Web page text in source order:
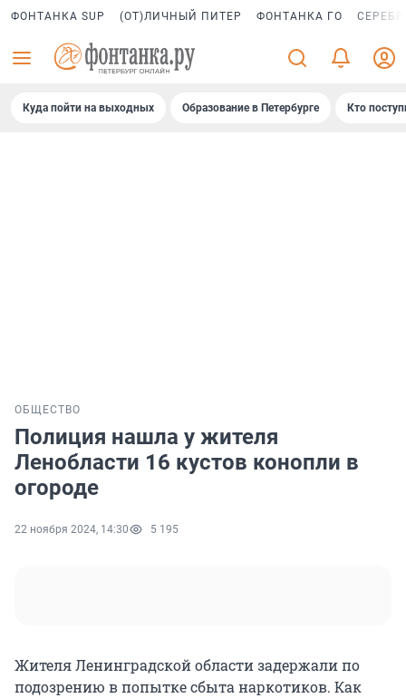
ФОНТАНКА SUP (ОТ)ЛИЧНЫЙ ПИТЕР ФОНТАНКА ГО
Куда пойти на выходных Образование в Петербурге Кто
ОБЩЕСТВО
Полиция нашла у жителя
Ленобласти 16 кустов конопли в
огороде
22 ноября 2024, 14:30 5 195
Жителя Ленинградской области задержали по
подозрению в попытке сбыта наркотиков. Как